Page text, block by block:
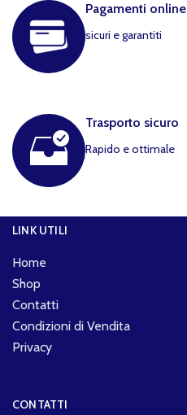
Pagamenti online
sicuri e garantiti
Trasporto sicuro
Rapido e ottimale
LINK UTILI
Home
Shop
Contatti
Condizioni di Vendita
Privacy
CONTATTI